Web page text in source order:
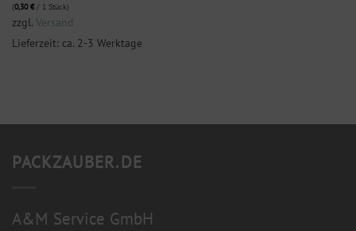
(0,30€/ 1 Stück)
zzgl. Versand
Lieferzeit: ca. 2-3 Werktage
PACKZAUBER.DE
A&M Service GmbH